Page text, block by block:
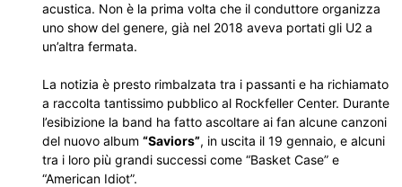
acustica. Non è la prima volta che il conduttore organizza
uno show del genere, già nel 2018 aveva portati gli U2 a
un’altra fermata.
La notizia è presto rimbalzata tra i passanti e ha richiamato
a raccolta tantissimo pubblico al Rockfeller Center. Durante
l’esibizione la band ha fatto ascoltare ai fan alcune canzoni
del nuovo album “Saviors”, in uscita il 19 gennaio, e alcuni
tra i loro più grandi successi come “Basket Case” e
“American Idiot”.